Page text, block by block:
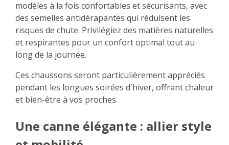
modèles à la fois confortables et sécurisants, avec
des semelles antidérapantes qui réduisent les
risques de chute. Privilégiez des matières naturelles
et respirantes pour un confort optimal tout au
long de la journée.
Ces chaussons seront particulièrement appréciés
pendant les longues soirées d'hiver, offrant chaleur
et bien-être à vos proches.
Une canne élégante : allier style